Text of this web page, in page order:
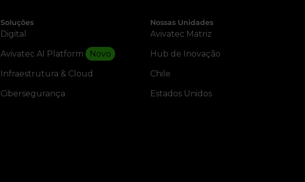
Soluções
Digital
Avivatec AI Platform Novo
Infraestrutura & Cloud
Cibersegurança
Nossas Unidades
Avivatec Matriz
Hub de Inovação
Chile
Estados Unidos